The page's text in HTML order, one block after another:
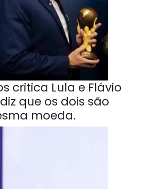
critica Lula e Flávio
que os dois são
moeda.